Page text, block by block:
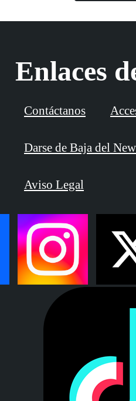
Enlaces
Contáctanos
Darse de Baja del
Aviso Legal